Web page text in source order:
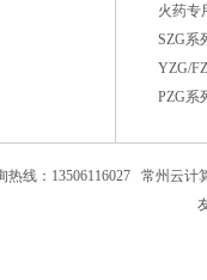
火药
SZG系
YZG/
PZG系
线：13506116027 常州云计